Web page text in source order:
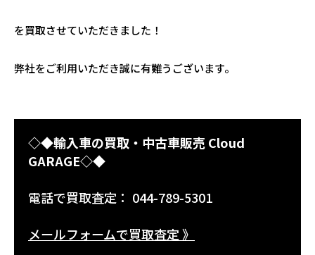
を買取させていただきました！
弊社をご利用いただき誠に有難うございます。
◇◆輸入車の買取・中古車販売 Cloud
GARAGE◇◆
電話で買取査定： 044-789-5301
メールフォームで買取査定 》